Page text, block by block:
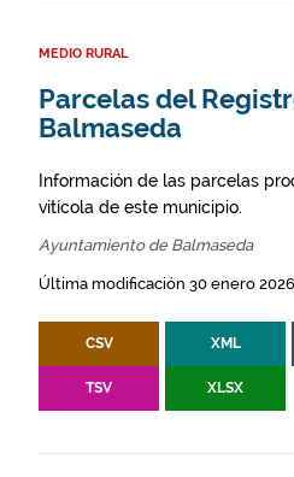
MEDIO RURAL
Parcelas del
Balmaseda
Información de las parcelas
vitícola de este municipio.
Ayuntamiento de Balmaseda
Última modificación 30 enero 2026
CSV XML
TSV XLSX